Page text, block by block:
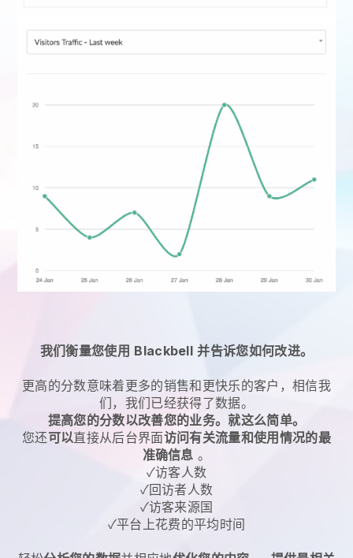
我们衡量您使用 Blackbell 并告诉您如何改进。
更高的分数意味着更多的销售和更快乐的客户，相信我
们，我们已经获得了数据。
提高您的分数以改善您的业务。就这么简单。
您还可以直接从后台界面访问有关流量和使用情况的最
准确信息 。
✓访客人数
✓回访者人数
✓访客来源国
✓平台上花费的平均时间